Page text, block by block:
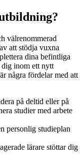
välrenommerad
att stödja vuxna
dina befintliga
dig inom ett nytt
några fördelar med att
på deltid eller på
studier med arbete
personlig studieplan
lärare stöttar dig